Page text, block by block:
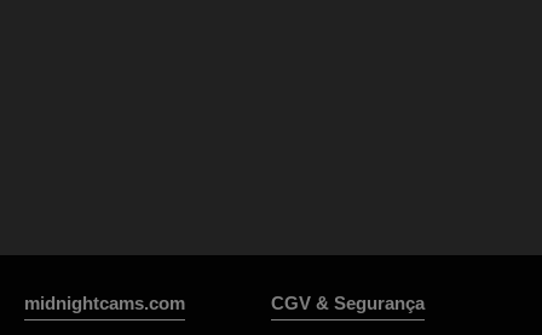
midnightcams.com CGV & Segurança